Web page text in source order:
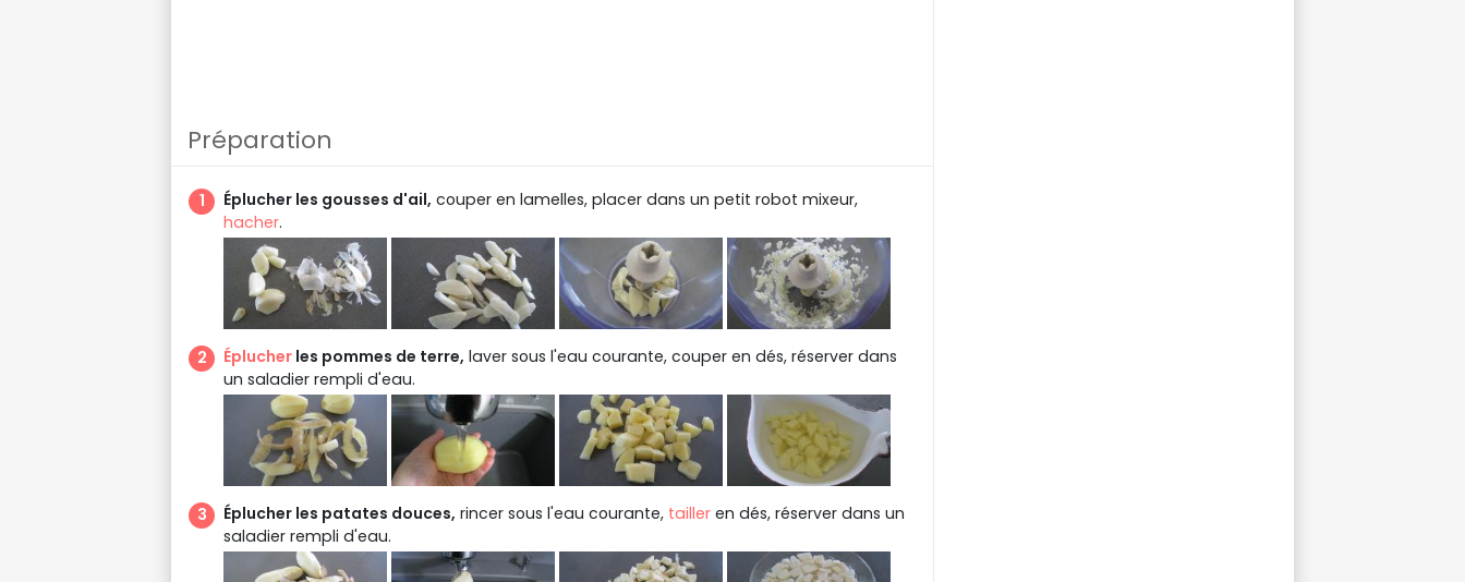
Préparation
Éplucher les gousses d'ail, couper en lamelles, placer dans un petit robot mixeur,
hacher.
Éplucher les pommes de terre, laver sous l'eau courante, couper en dés, réserver dans
un saladier rempli d'eau.
Éplucher les patates douces, rincer sous l'eau courante, tailler en dés, réserver dans un
saladier rempli d'eau.